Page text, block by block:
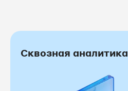
Сквозная аналитика